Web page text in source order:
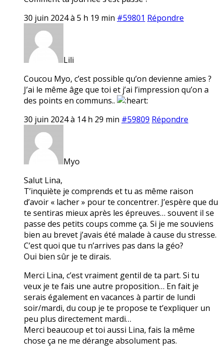
30 juin 2024 à 5 h 19 min #59801 Répondre
Lili
Coucou Myo, c’est possible qu’on devienne amies ?
J’ai le même âge que toi et j’ai l’impression qu’on a
des points en communs..
30 juin 2024 à 14 h 29 min #59809 Répondre
Myo
Salut Lina,
T’inquiète je comprends et tu as même raison
d’avoir « lacher » pour te concentrer. J’espère que du
te sentiras mieux après les épreuves… souvent il se
passe des petits coups comme ça. Si je me souviens
bien au brevet j’avais été malade à cause du stresse.
C’est quoi que tu n’arrives pas dans la géo?
Oui bien sûr je te dirais.
Merci Lina, c’est vraiment gentil de ta part. Si tu
veux je te fais une autre proposition… En fait je
serais également en vacances à partir de lundi
soir/mardi, du coup je te propose te t’expliquer un
peu plus directement mardi…
Merci beaucoup et toi aussi Lina, fais la même
chose ça ne me dérange absolument pas.